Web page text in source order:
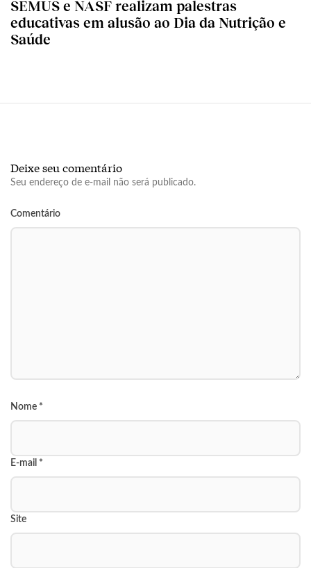
SEMUS e NASF realizam palestras
educativas em alusão ao Dia da Nutrição e
Saúde
Deixe seu comentário
Seu endereço de e-mail não será publicado.
Comentário
Nome *
E-mail *
Site